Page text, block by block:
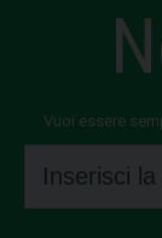
Vuoi essere